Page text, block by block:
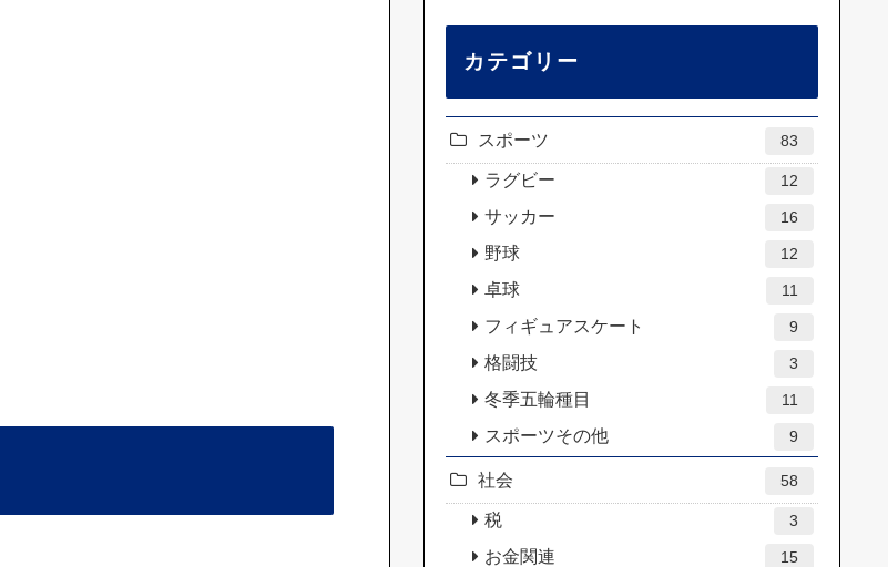
カテゴリー
スポーツ 83
ラグビー 12
サッカー 16
野球 12
卓球 11
フィギュアスケート 9
格闘技 3
冬季五輪種目 11
スポーツその他 9
社会 58
税 3
お金関連 15